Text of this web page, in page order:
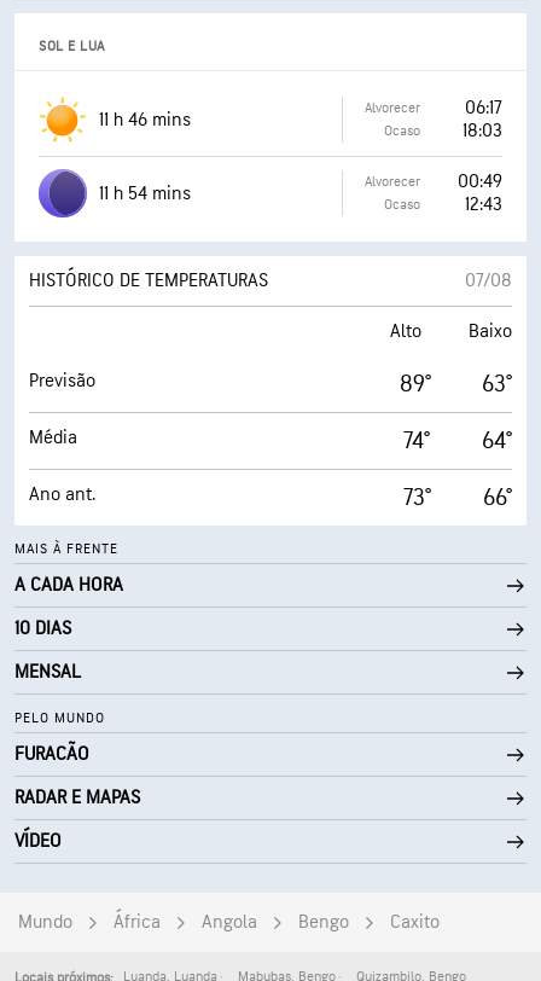
SOL E LUA
11 h 46 mins Alvorecer 06:17
Ocaso 18:03
11 h 54 mins Alvorecer 00:49
Ocaso 12:43
HISTÓRICO DE TEMPERATURAS 07/08
Alto Baixo
Previsão 89° 63°
Média 74° 64°
Ano ant. 73° 66°
MAIS À FRENTE
A CADA HORA
10 DIAS
MENSAL
PELO MUNDO
FURACÃO
RADAR E MAPAS
VÍDEO
Mundo África Angola Bengo Caxito
Locais próximos: Luanda, Luanda Mabubas, Bengo Quizambilo, Bengo